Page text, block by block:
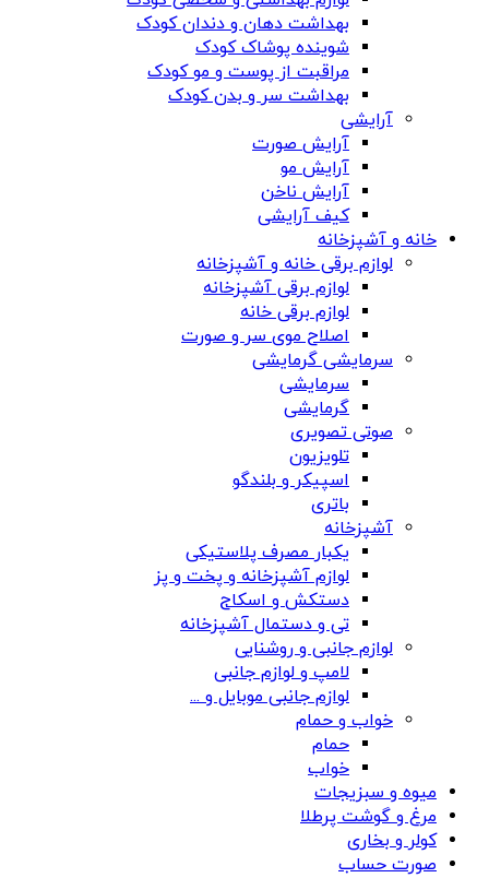
بهداشت دهان و دندان کودک
شوینده پوشاک کودک
مراقبت از پوست و مو کودک
بهداشت سر و بدن کودک
آرایشی
آرایش صورت
آرایش مو
آرایش ناخن
کیف آرایشی
خانه و آشپزخانه
لوازم برقی خانه و آشپزخانه
لوازم برقی آشپزخانه
لوازم برقی خانه
اصلاح موی سر و صورت
سرمایشی گرمایشی
سرمایشی
گرمایشی
صوتی تصویری
تلویزیون
اسپیکر و بلندگو
باتری
آشپزخانه
یکبار مصرف پلاستیکی
لوازم آشپزخانه و پخت و پز
دستکش و اسکاج
تی و دستمال آشپزخانه
لوازم جانبی و روشنایی
لامپ و لوازم جانبی
لوازم جانبی موبایل و ...
خواب و حمام
حمام
خواب
میوه و سبزیجات
مرغ و گوشت پرطلا
کولر و بخاری
صورت حساب